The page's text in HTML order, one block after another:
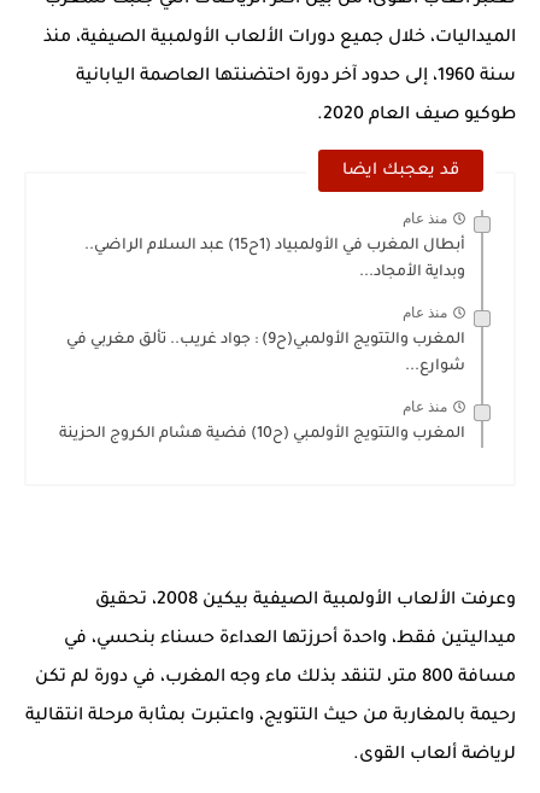
الميداليات، خلال جميع دورات الألعاب الأولمبية الصيفية، منذ
سنة 1960، إلى حدود آخر دورة احتضنتها العاصمة اليابانية
طوكيو صيف العام 2020.
قد يعجبك ايضا
منذ عام
أبطال المغرب في الأولمبياد (1ح15) عبد السلام الراضي..
وبداية الأمجاد...
منذ عام
المغرب والتتويج الأولمبي(ح9) : جواد غريب.. تألق مغربي في
شوارع...
منذ عام
المغرب والتتويج الأولمبي (ح10) فضية هشام الكروج الحزينة
وعرفت الألعاب الأولمبية الصيفية بيكين 2008، تحقيق
ميداليتين فقط، واحدة أحرزتها العداءة حسناء بنحسي، في
مسافة 800 متر، لتنقد بذلك ماء وجه المغرب، في دورة لم تكن
رحيمة بالمغاربة من حيث التتويج، واعتبرت بمثابة مرحلة انتقالية
لرياضة ألعاب القوى.